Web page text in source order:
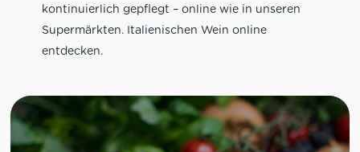
kontinuierlich gepflegt – online wie in unseren
Supermärkten. Italienischen Wein online
entdecken.